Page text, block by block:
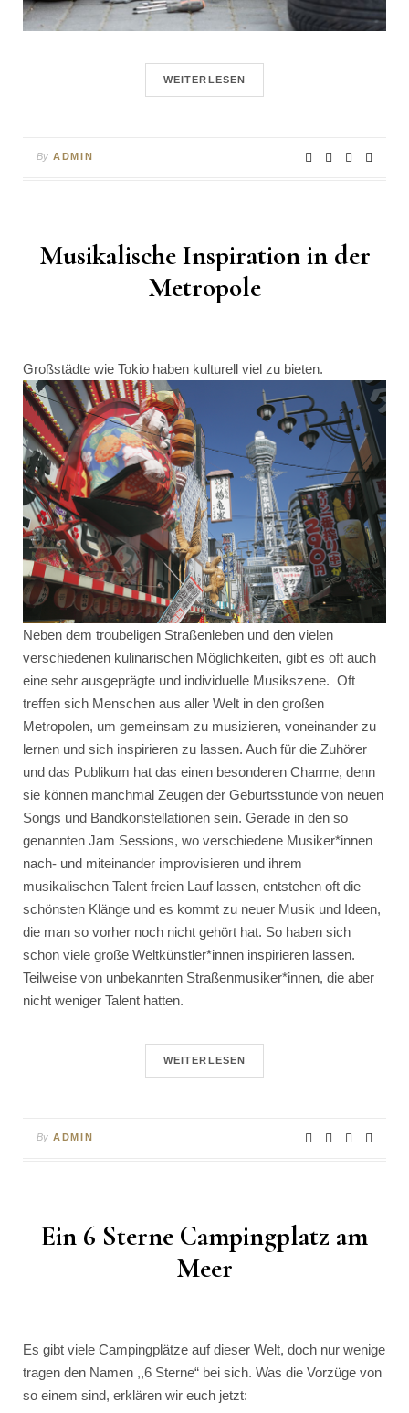
WEITERLESEN
By ADMIN
Musikalische Inspiration in der
Metropole
Großstädte wie Tokio haben kulturell viel zu bieten.
Neben dem troubeligen Straßenleben und den vielen
verschiedenen kulinarischen Möglichkeiten, gibt es oft auch
eine sehr ausgeprägte und individuelle Musikszene. Oft
treffen sich Menschen aus aller Welt in den großen
Metropolen, um gemeinsam zu musizieren, voneinander zu
lernen und sich inspirieren zu lassen. Auch für die Zuhörer
und das Publikum hat das einen besonderen Charme, denn
sie können manchmal Zeugen der Geburtsstunde von neuen
Songs und Bandkonstellationen sein. Gerade in den so
genannten Jam Sessions, wo verschiedene Musiker*innen
nach- und miteinander improvisieren und ihrem
musikalischen Talent freien Lauf lassen, entstehen oft die
schönsten Klänge und es kommt zu neuer Musik und Ideen,
die man so vorher noch nicht gehört hat. So haben sich
schon viele große Weltkünstler*innen inspirieren lassen.
Teilweise von unbekannten Straßenmusiker*innen, die aber
nicht weniger Talent hatten.
WEITERLESEN
By ADMIN
Ein 6 Sterne Campingplatz am
Meer
Es gibt viele Campingplätze auf dieser Welt, doch nur wenige
tragen den Namen ,,6 Sterne“ bei sich. Was die Vorzüge von
so einem sind, erklären wir euch jetzt: